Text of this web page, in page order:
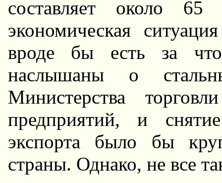
составляет около
экономическая
вроде бы есть за
наслышаны о
Министерства
предприятий, и
экспорта было бы
страны. Однако, не все